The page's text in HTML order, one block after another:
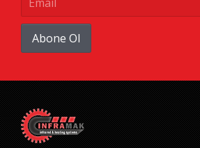
Abone Ol